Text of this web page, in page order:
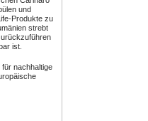
und
Produkte zu
strebt
ist.
nachhaltige